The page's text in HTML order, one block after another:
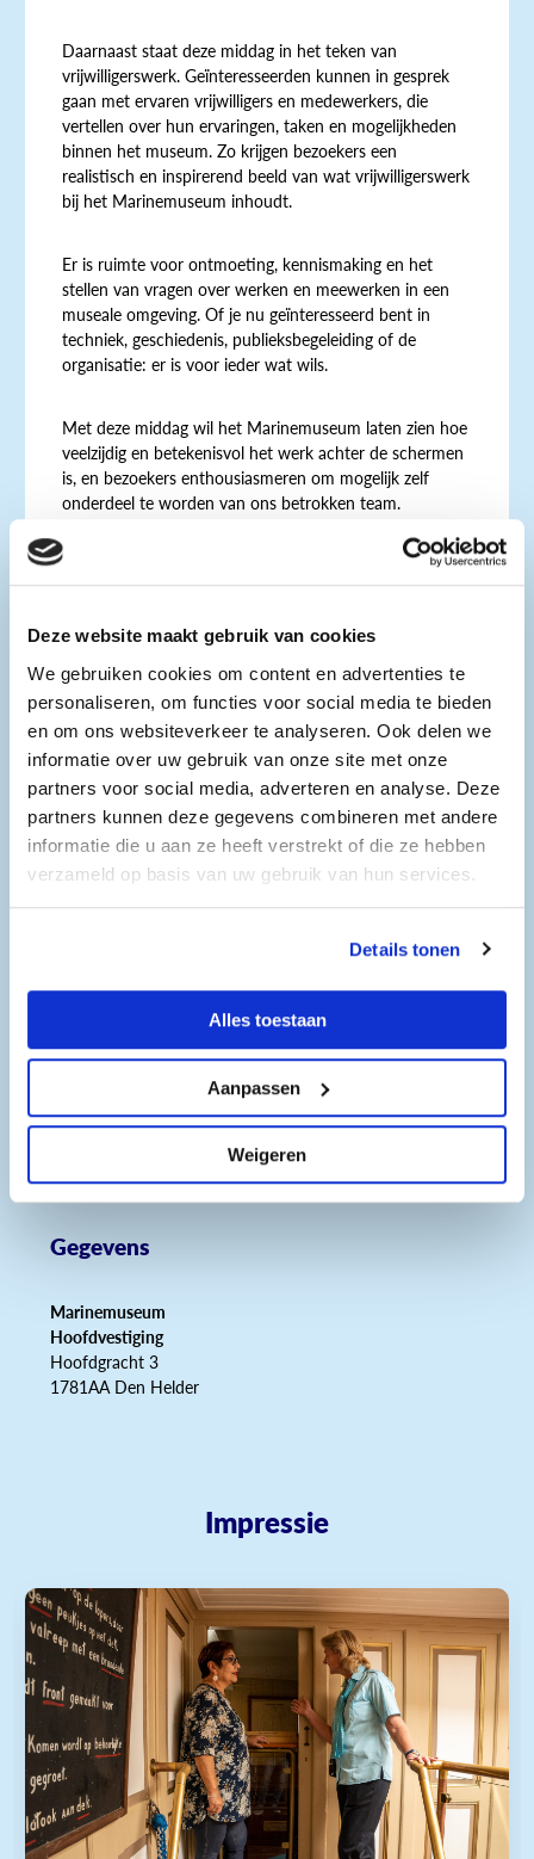
Deze website maakt gebruik van cookies
We gebruiken cookies om content en advertenties te
personaliseren, om functies voor social media te bieden
en om ons websiteverkeer te analyseren. Ook delen we
informatie over uw gebruik van onze site met onze
partners voor social media, adverteren en analyse. Deze
partners kunnen deze gegevens combineren met andere
informatie die u aan ze heeft verstrekt of die ze hebben
verzameld op basis van uw gebruik van hun services.
Details tonen
Alles toestaan
Aanpassen
Weigeren
Daarnaast staat deze middag in het teken van
vrijwilligerswerk. Geïnteresseerden kunnen in gesprek
gaan met ervaren vrijwilligers en medewerkers, die
vertellen over hun ervaringen, taken en mogelijkheden
binnen het museum. Zo krijgen bezoekers een
realistisch en inspirerend beeld van wat vrijwilligerswerk
bij het Marinemuseum inhoudt.
Er is ruimte voor ontmoeting, kennismaking en het
stellen van vragen over werken en meewerken in een
museale omgeving. Of je nu geïnteresseerd bent in
techniek, geschiedenis, publieksbegeleiding of de
organisatie: er is voor ieder wat wils.
Met deze middag wil het Marinemuseum laten zien hoe
veelzijdig en betekenisvol het werk achter de schermen
is, en bezoekers enthousiasmeren om mogelijk zelf
onderdeel te worden van ons betrokken team.
Wij ontvangen ook groepen leerlingen/studenten.
Openingstijden
Hoofdvestiging
Vrijdag 20 maart 2026
14:00-16:00
Vacatures
Vrijwilliger Marinemuseum
We zoeken nieuwe vrijwilligers! Denk daarbij aan
het verwelkomen van onze bezoekers, ze meer
vertellen over het leven aan boord van
onderzeeboot Tonijn, maar ook het geven van
rondleidingen of het begeleiden van
Gegevens
Marinemuseum
Hoofdvestiging
Hoofdgracht 3
1781AA Den Helder
Impressie